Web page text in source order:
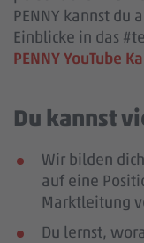
PENNY kannst du
Einblicke in das
PENNY YouTube
Du kannst
Wir bilden
auf eine
Marktleitung
Du lernst,